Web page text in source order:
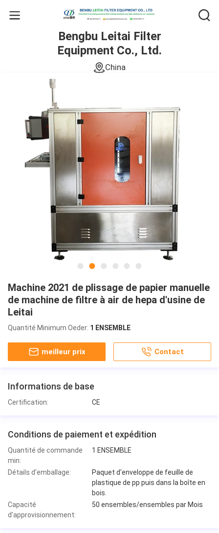
Bengbu Leitai Filter
Equipment Co., Ltd.
China
Machine 2021 de plissage de papier manuelle
de machine de filtre à air de hepa d'usine de
Leitai
Quantité Minimum Oeder: 1 ENSEMBLE
meilleur prix Contact
Informations de base
Certification: CE
Conditions de paiement et expédition
Quantité de commande
min:
1 ENSEMBLE
Détails d'emballage:
Paquet d'enveloppe de feuille de
plastique de pp puis dans la boîte en
bois.
Capacité
d'approvisionnement:
50 ensembles/ensembles par Mois